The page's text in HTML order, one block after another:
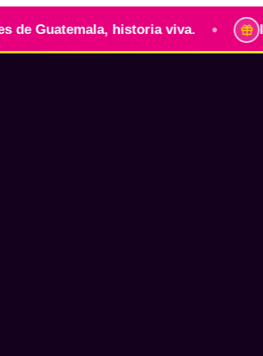
historia viva. •